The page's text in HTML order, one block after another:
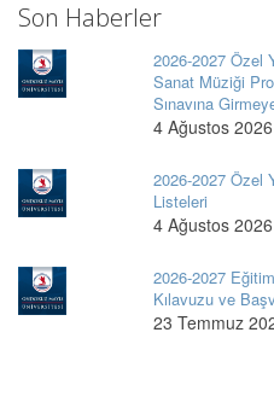
Son Haberler
2026-2027 Özel
Sanat Müziği
Sınavına
4 Ağustos 2026
2026-2027 Özel
Listeleri
4 Ağustos 2026
2026-2027
Kılavuzu ve
23 Temmuz